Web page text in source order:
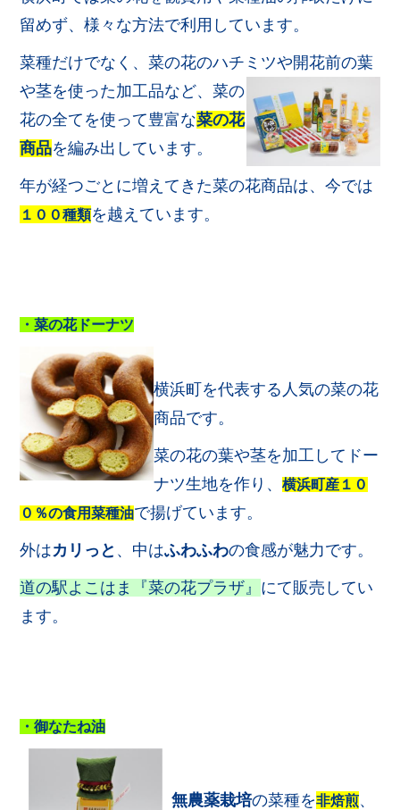
留めず、様々な方法で利用しています。
菜種だけでなく、菜の花のハチミツや開花前の葉
や茎を使った加工品など、菜の
花の全てを使って豊富な菜の花
商品を編み出しています。
年が経つごとに増えてきた菜の花商品は、今では
１００種類を越えています。
・菜の花ドーナツ
横浜町を代表する人気の菜の花
商品です。
菜の花の葉や茎を加工してドー
ナツ生地を作り、横浜町産１０
０％の食用菜種油で揚げています。
外はカリっと 、中はふわふわの食感が魅力です。
道の駅よこはま『菜の花プラザ』 にて販売してい
ます。
・御なたね油
無農薬栽培の菜種を非焙煎、